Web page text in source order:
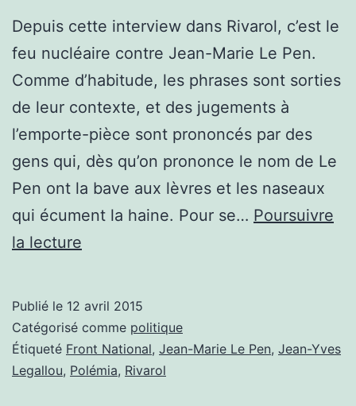
Depuis cette interview dans Rivarol, c’est le
feu nucléaire contre Jean-Marie Le Pen.
Comme d’habitude, les phrases sont sorties
de leur contexte, et des jugements à
l’emporte-pièce sont prononcés par des
gens qui, dès qu’on prononce le nom de Le
Pen ont la bave aux lèvres et les naseaux
qui écument la haine. Pour se… Poursuivre
la lecture
Jean-
Marie
Le
Publié le 12 avril 2015
Catégorisé comme politique
Étiqueté Front National, Jean-Marie Le Pen, Jean-Yves
Legallou, Polémia, Rivarol